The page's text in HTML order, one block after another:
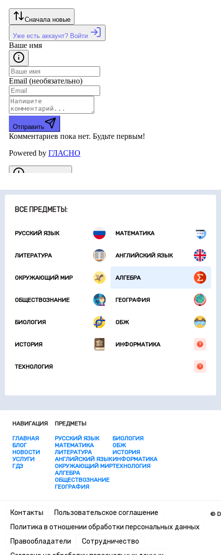
ВСЕ ПРЕДМЕТЫ:
РУССКИЙ ЯЗЫК МАТЕМАТИКА
ЛИТЕРАТУРА АНГЛИЙСКИЙ ЯЗЫК
ОКРУЖАЮЩИЙ МИР АЛГЕБРА
ОБЩЕСТВОЗНАНИЕ ГЕОГРАФИЯ
БИОЛОГИЯ ОБЖ
ИСТОРИЯ ИНФОРМАТИКА
ТЕХНОЛОГИЯ
НАВИГАЦИЯ
ГЛАВНАЯ
БЛОГ
НОВОСТИ
УСЛУГИ
ГДЗ
ПРЕДМЕТЫ
РУССКИЙ ЯЗЫК
МАТЕМАТИКА
ЛИТЕРАТУРА
АНГЛИЙСКИЙ ЯЗЫК
ОКРУЖАЮЩИЙ МИР
АЛГЕБРА
ОБЩЕСТВОЗНАНИЕ
ГЕОГРАФИЯ
БИОЛОГИЯ
ОБЖ
ИСТОРИЯ
ИНФОРМАТИКА
ТЕХНОЛОГИЯ
Контакты
Пользовательское соглашение
Политика в отношении обработки персональных данных
Правообладатели
Сотрудничество
©